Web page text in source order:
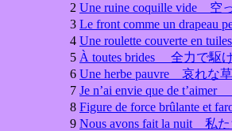
2 Une ruine coquille vide 空
3 Le front comme un
4 Une roulette couverte en
5 À toutes brides 全力で駆
6 Une herbe pauvre 哀れな草
7 Je n’ai envie que de
8 Figure de force brûlante et
9 Nous avons fait la nuit 私